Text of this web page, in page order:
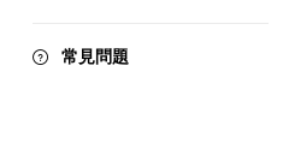
常見問題